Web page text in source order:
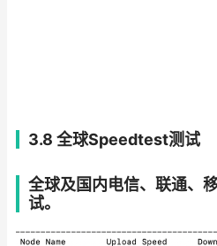
3.8 全球Speedtest测试
全球及国内电信、联通、
试。